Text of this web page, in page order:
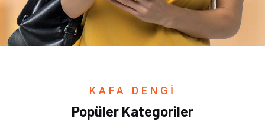
KAFA DENGİ
Popüler Kategoriler